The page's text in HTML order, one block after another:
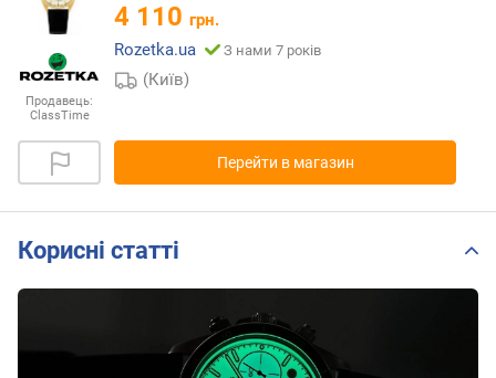
Продавець:
ClassTime
4 110 грн.
Rozetka.ua
З нами 7 років
(Київ)
Перейти в магазин
Корисні статті